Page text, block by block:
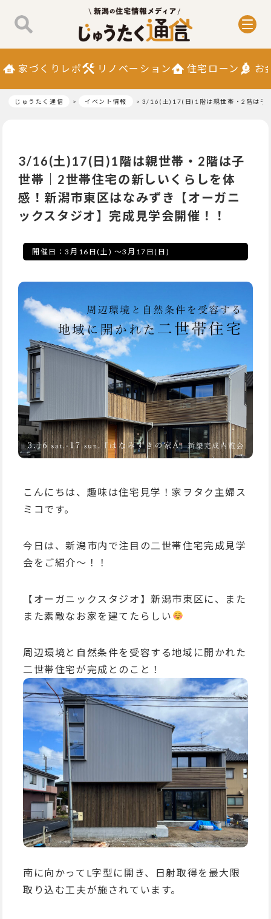
家づくりレポ リノベーション 住宅ローン お
じゅうたく通信 イベント情報 3/16(土)17(日)1階は親世帯・2階は子
3/16(土)17(日)1階は親世帯・2階は子
世帯｜2世帯住宅の新しいくらしを体
感！新潟市東区はなみずき【オーガニ
ックスタジオ】完成見学会開催！！
開催日：3月16日(土) ～3月17日(日)
こんにちは、趣味は住宅見学！家ヲタク主婦ス
ミコです。
今日は、新潟市内で注目の二世帯住宅完成見学
会をご紹介～！！
【オーガニックスタジオ】新潟市東区に、また
また素敵なお家を建てたらしい
周辺環境と自然条件を受容する地域に開かれた
二世帯住宅が完成とのこと！
南に向かってL字型に開き、日射取得を最大限
取り込む工夫が施されています。